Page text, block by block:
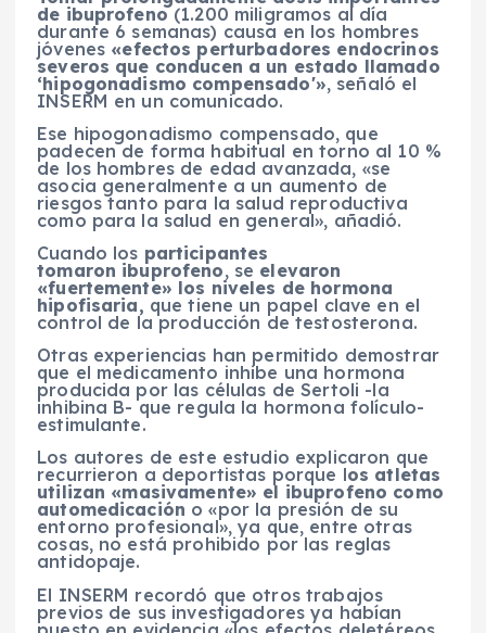
de ibuprofeno(1.200 miligramos al día
durante 6 semanas) causa en los hombres
jóvenes «efectos perturbadores endocrinos
severos que conducen a un estado llamado
‘hipogonadismo compensado'», señaló el
INSERM en un comunicado.
Ese hipogonadismo compensado, que
padecen de forma habitual en torno al 10 %
de los hombres de edad avanzada, «se
asocia generalmente a un aumento de
riesgos tanto para la salud reproductiva
como para la salud en general», añadió.
Cuando los participantes
tomaron ibuprofeno, se elevaron
«fuertemente» los niveles de hormona
hipofisaria, que tiene un papel clave en el
control de la producción de testosterona.
Otras experiencias han permitido demostrar
que el medicamento inhibe una hormona
producida por las células de Sertoli -la
inhibina B- que regula la hormona folículo-
estimulante.
Los autores de este estudio explicaron que
recurrieron a deportistas porque los atletas
utilizan «masivamente» el ibuprofeno como
automedicación o «por la presión de su
entorno profesional», ya que, entre otras
cosas, no está prohibido por las reglas
antidopaje.
El INSERM recordó que otros trabajos
previos de sus investigadores ya habían